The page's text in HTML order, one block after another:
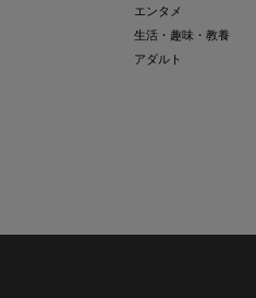
エンタメ
生活・趣味・教養
アダルト